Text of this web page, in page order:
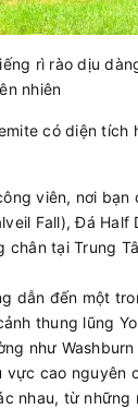
rì rào dịu
nhiên
có diện
viên, nơi
Fall), Đá Half
tại Trung
dẫn đến một
thung lũng
như
cao nguyên
nhau, từ